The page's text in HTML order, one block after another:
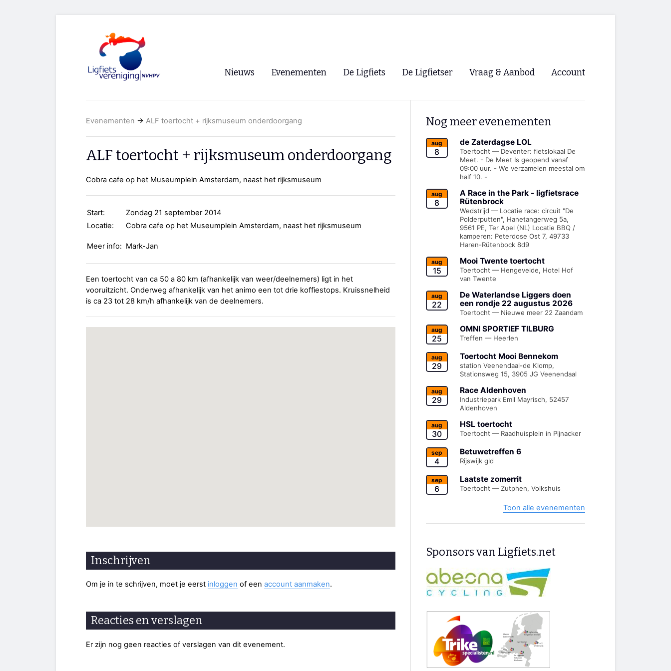
Nieuws Evenementen
WK Ligfietsen 2026
De Ligfiets De Ligfietser
Ligfietsvereninging NVHPV
Lokale Fietsverenigingen
EHPVA & EuSupino 🡺
Forum ligfietsers.nl 🡺
Vraag & Aanbod Account
Registreren
Evenementen → ALF toertocht + rijksmuseum onderdoorgang
ALF toertocht + rijksmuseum onderdoorgang
Cobra cafe op het Museumplein Amsterdam, naast het rijksmuseum
Start:
Zondag 21 september 2014
Locatie:
Cobra cafe op het Museumplein Amsterdam, naast het rijksmuseum
Meer info: Mark-Jan
Een toertocht van ca 50 a 80 km (afhankelijk van weer/deelnemers) ligt in het
vooruitzicht. Onderweg afhankelijk van het animo een tot drie koffiestops. Kruissnelheid
is ca 23 tot 28 km/h afhankelijk van de deelnemers.
Inschrijven
Om je in te schrijven, moet je eerst inloggen of een account aanmaken.
Reacties en verslagen
Er zijn nog geen reacties of verslagen van dit evenement.
Nog meer evenementen
aug
8
de Zaterdagse LOL
Toertocht — Deventer: fietslokaal De
Meet. - De Meet Is geopend vanaf
09:00 uur. - We verzamelen meestal om
half 10. -
aug
8
A Race in the Park - ligfietsrace
Rütenbrock
Wedstrijd — Locatie race: circuit "De
Polderputten", Hanetangerweg 5a,
9561 PE, Ter Apel (NL) Locatie BBQ /
kamperen: Peterdose Ost 7, 49733
Haren-Rütenbock 8d9
aug
15
Mooi Twente toertocht
Toertocht — Hengevelde, Hotel Hof
van Twente
aug
22
De Waterlandse Liggers doen
een rondje 22 augustus 2026
Toertocht — Nieuwe meer 22 Zaandam
aug
25
OMNI SPORTIEF TILBURG
Treffen — Heerlen
aug
29
Toertocht Mooi Bennekom
station Veenendaal-de Klomp,
Stationsweg 15, 3905 JG Veenendaal
aug
29
Race Aldenhoven
Industriepark Emil Mayrisch, 52457
Aldenhoven
aug
30
HSL toertocht
Toertocht — Raadhuisplein in Pijnacker
sep
4
Betuwetreffen 6
Rijswijk gld
sep
6
Laatste zomerrit
Toertocht — Zutphen, Volkshuis
Toon alle evenementen
Sponsors van Ligfiets.net